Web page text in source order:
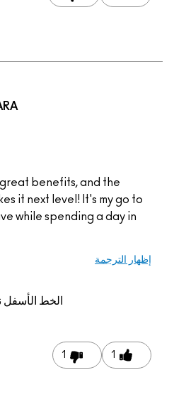
great benefits, and the
it next level! It's my go to
while spending a day in
إظهار الترجمة
الخط الأسفل
1
1